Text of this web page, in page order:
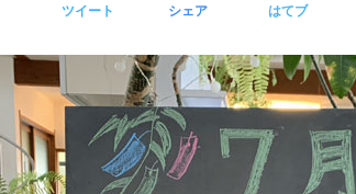
ツイート シェア はてブ